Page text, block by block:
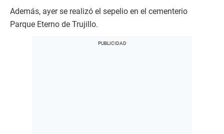
Además, ayer se realizó el sepelio en el cementerio
Parque Eterno de Trujillo.